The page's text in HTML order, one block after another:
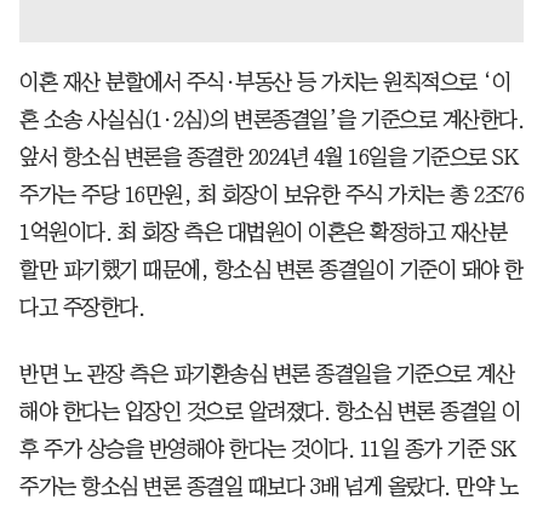
이혼 재산 분할에서 주식·부동산 등 가치는 원칙적으로 ‘이
혼 소송 사실심(1·2심)의 변론종결일’을 기준으로 계산한다.
앞서 항소심 변론을 종결한 2024년 4월 16일을 기준으로 SK
주가는 주당 16만원, 최 회장이 보유한 주식 가치는 총 2조76
1억원이다. 최 회장 측은 대법원이 이혼은 확정하고 재산분
할만 파기했기 때문에, 항소심 변론 종결일이 기준이 돼야 한
다고 주장한다.
반면 노 관장 측은 파기환송심 변론 종결일을 기준으로 계산
해야 한다는 입장인 것으로 알려졌다. 항소심 변론 종결일 이
후 주가 상승을 반영해야 한다는 것이다. 11일 종가 기준 SK
주가는 항소심 변론 종결일 때보다 3배 넘게 올랐다. 만약 노